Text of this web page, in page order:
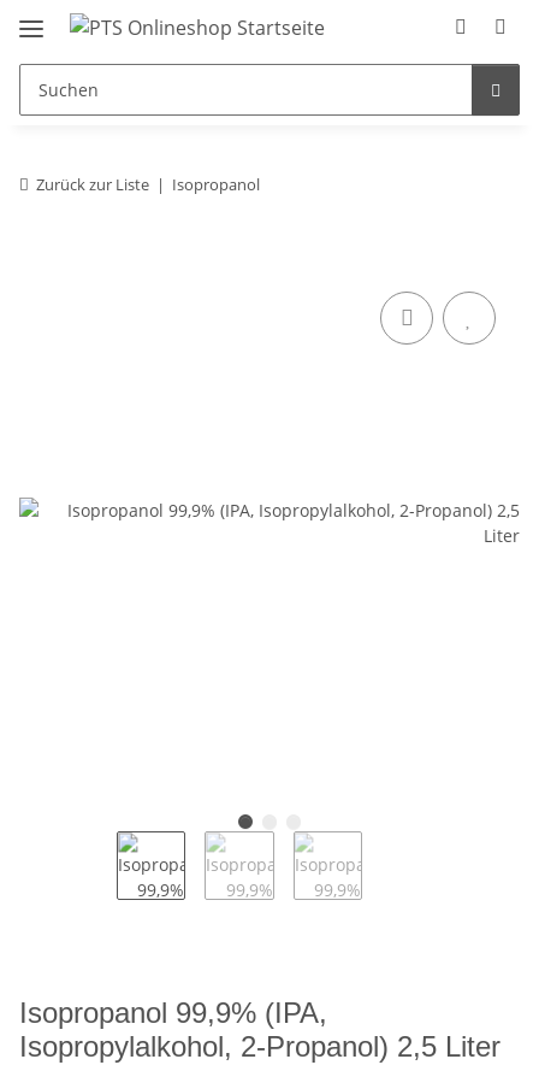
Zurück zur Liste Isopropanol
Isopropanol 99,9% (IPA,
Isopropylalkohol, 2-Propanol) 2,5 Liter